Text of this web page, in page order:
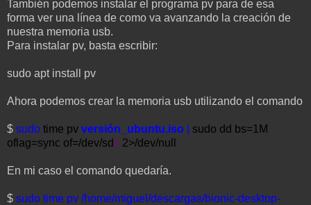
También podemos instalar el programa pv para de esa
forma ver una línea de como va avanzando la creación de
nuestra memoria usb.
Para instalar pv, basta escribir:
sudo apt install pv
Ahora podemos crear la memoria usb utilizando el comando
$ sudo time pv versión_ubuntu.iso
sudo dd bs=1M
oflag=sync of=/dev/sdx 2>/dev/null
En mi caso el comando quedaría.
$ sudo time pv /home/miguel/descargas/bionic-desktop-